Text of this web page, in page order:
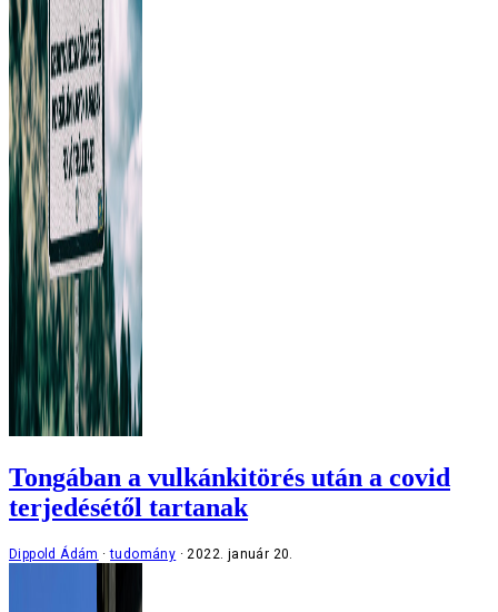
Tongában a vulkánkitörés után a covid
terjedésétől tartanak
Dippold Ádám tudomány 2022. január 20.